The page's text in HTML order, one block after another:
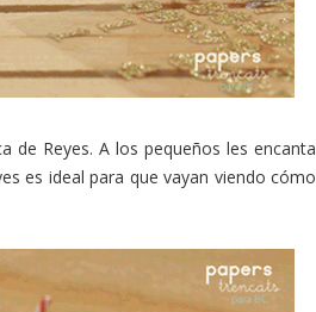
de Reyes. A los pequeños les encanta
es ideal para que vayan viendo cómo